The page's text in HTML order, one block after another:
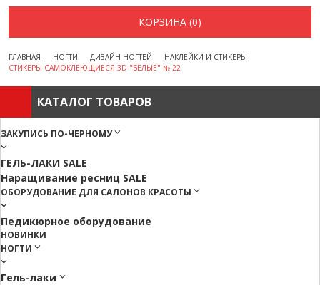
КОРЗИНА (0)
ГЛАВНАЯ НОГТИ ДИЗАЙН НОГТЕЙ
НАКЛЕЙКИ И СТИКЕРЫ
СТИКЕРЫ САМОКЛЕЮЩИЕСЯ 3D "БЕЛЫЕ" № 22
КАТАЛОГ ТОВАРОВ
ЗАКУПИСЬ ПО-ЧЕРНОМУ
ГЕЛЬ-ЛАКИ SALE
Наращивание ресниц SALE
ОБОРУДОВАНИЕ ДЛЯ САЛОНОВ КРАСОТЫ
Педикюрное оборудование
НОВИНКИ
НОГТИ
Гель-лаки